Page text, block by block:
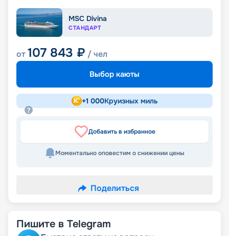
MSC Divina
СТАНДАРТ
от107 843 ₽ / чел
Выбор каюты
+1 000Круизных миль
Добавить в избранное
Моментально оповестим о снижении цены
Поделиться
Пишите в Telegram